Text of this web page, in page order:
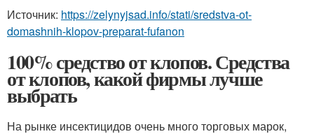
Источник: https://zelynyjsad.info/stati/sredstva-ot-
domashnih-klopov-preparat-fufanon
100% средство от клопов. Средства
от клопов, какой фирмы лучше
выбрать
На рынке инсектицидов очень много торговых марок,